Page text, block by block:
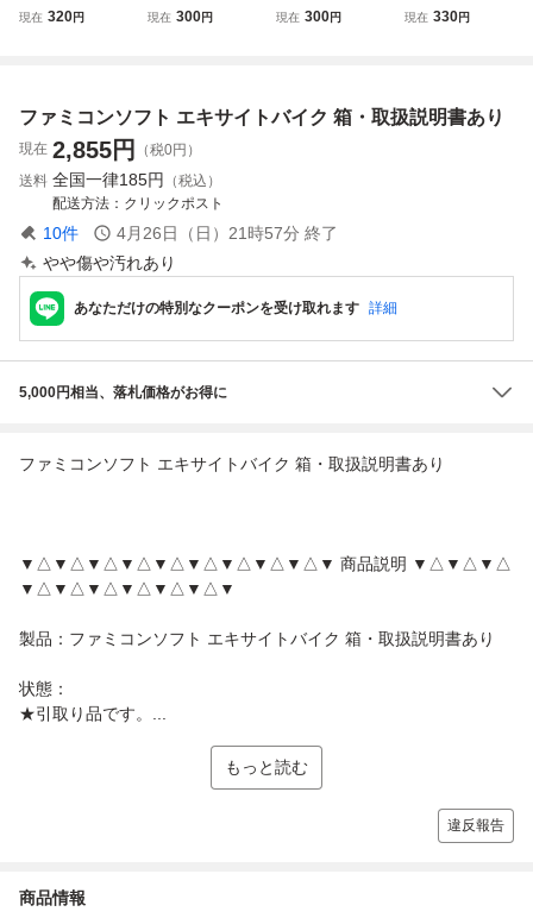
コン 箱 説明書
現在 320円
イロダイン 箱
現在 300円
ーラスター 箱
現在 300円
ラガ 箱 説明書
現在 330円
ファミコンソフト エキサイトバイク 箱・取扱説明書あり
現在 2,855円
（税0円）
送料 全国一律185円
（税込）
配送方法
クリックポスト
10件 4月26日（日）21時57分 終了
やや傷や汚れあり
あなただけの特別なクーポンを受け取れます 詳細
5,000円相当、落札価格がお得に
ファミコンソフト エキサイトバイク 箱・取扱説明書あり
▼△▼△▼△▼△▼△▼△▼△▼△▼△▼ 商品説明 ▼△▼△▼△
▼△▼△▼△▼△▼△▼△▼
製品：ファミコンソフト エキサイトバイク 箱・取扱説明書あり
状態：
★引取り品です。...
もっと読む
違反報告
商品情報